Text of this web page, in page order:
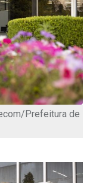
Prefeitura de